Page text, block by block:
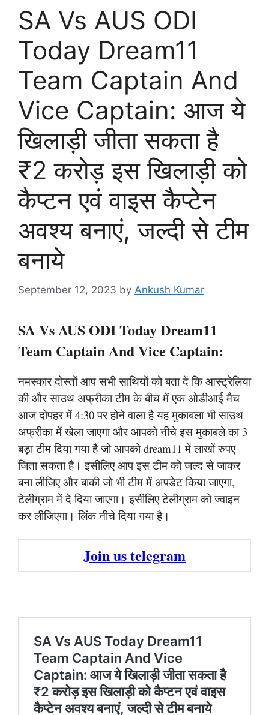
SA Vs AUS ODI
Today Dream11
Team Captain And
Vice Captain: आज ये
खिलाड़ी जीता सकता है
₹2 करोड़ इस खिलाड़ी को
कैप्टन एवं वाइस कैप्टेन
अवश्य बनाएं, जल्दी से टीम
बनाये
September 12, 2023 by Ankush Kumar
SA Vs AUS ODI Today Dream11
Team Captain And Vice Captain:
नमस्कार दोस्तों आप सभी साथियों को बता दें कि आस्ट्रेलिया
की और साउथ अफ्रीका टीम के बीच में एक ओडीआई मैच
आज दोपहर में 4:30 पर होने वाला है यह मुकाबला भी साउथ
अफ्रीका में खेला जाएगा और आपको नीचे इस मुकाबले का 3
बड़ा टीम दिया गया है जो आपको dream11 में लाखों रुपए
जिता सकता है। इसीलिए आप इस टीम को जल्द से जाकर
बना लीजिए और बाकी जो भी टीम में अपडेट किया जाएगा,
टेलीग्राम में दे दिया जाएगा। इसीलिए टेलीग्राम को ज्वाइन
कर लीजिएगा। लिंक नीचे दिया गया है।
Join us telegram